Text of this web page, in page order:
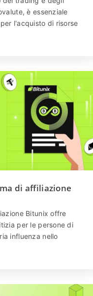
è essenziale
l'acquisto di risorse
principali scambi di
criptovalute su
quanto sia versatile e
di affiliazione
Bitunix offre
per le persone di
influenza nello
Promuovendo